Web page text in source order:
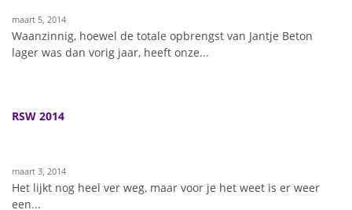
maart 5, 2014
Waanzinnig, hoewel de totale opbrengst van Jantje Beton
lager was dan vorig jaar, heeft onze...
RSW 2014
maart 3, 2014
Het lijkt nog heel ver weg, maar voor je het weet is er weer
een...